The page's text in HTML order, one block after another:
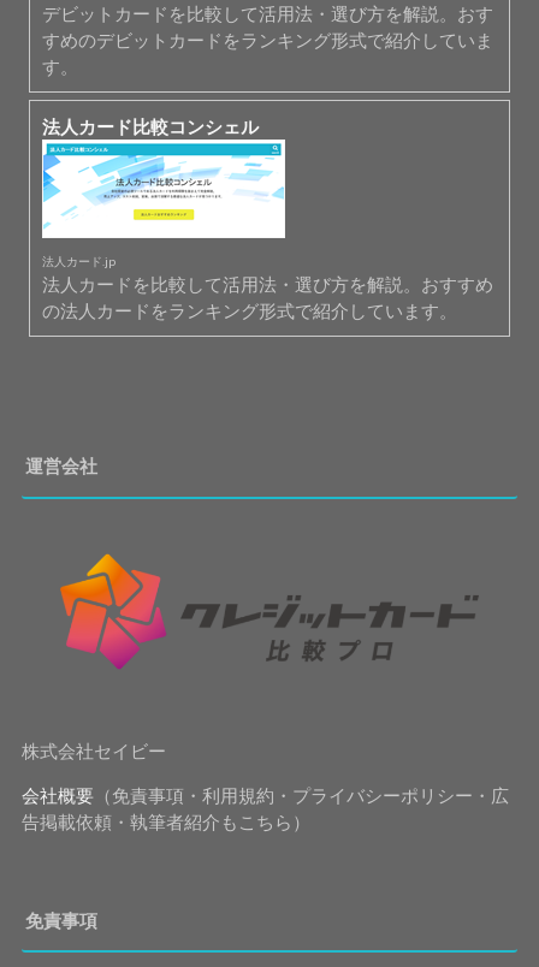
デビットカードを比較して活用法・選び方を解説。おす
すめのデビットカードをランキング形式で紹介していま
す。
法人カード比較コンシェル
法人カード.jp
法人カードを比較して活用法・選び方を解説。おすすめ
の法人カードをランキング形式で紹介しています。
運営会社
株式会社セイビー
会社概要（免責事項・利用規約・プライバシーポリシー・広
告掲載依頼・執筆者紹介もこちら）
免責事項